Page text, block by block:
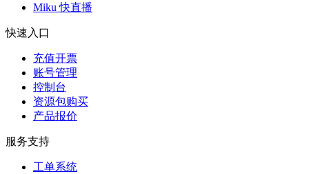
Miku 快直播
快速入口
充值开票
账号管理
控制台
资源包购买
产品报价
服务支持
工单系统